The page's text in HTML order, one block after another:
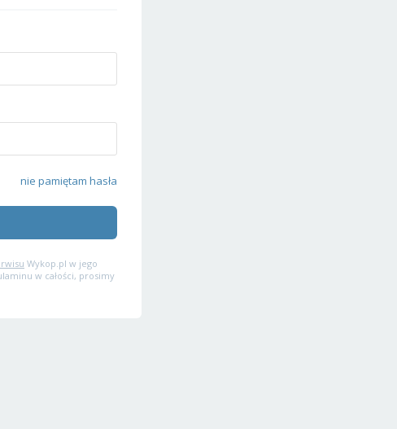
nie pamiętam hasła
Wykop.pl w jego
w całości, prosimy